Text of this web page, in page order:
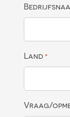
Land *
Vraag/